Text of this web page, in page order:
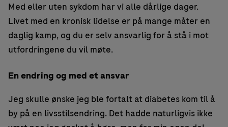
Med eller uten sykdom har vi alle dårlige dager.
Livet med en kronisk lidelse er på mange måter en
daglig kamp, og du er selv ansvarlig for å stå i mot
utfordringene du vil møte.
En endring og med et ansvar
Jeg skulle ønske jeg ble fortalt at diabetes kom til å
by på en livsstilsendring. Det hadde naturligvis ikke